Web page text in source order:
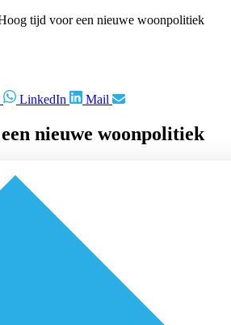
tijd voor een nieuwe woonpolitiek
LinkedIn Mail
nieuwe woonpolitiek